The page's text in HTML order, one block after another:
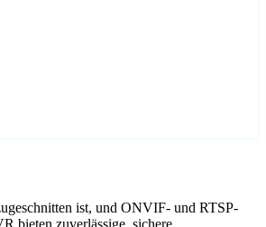
ist, und ONVIF- und RTSP-